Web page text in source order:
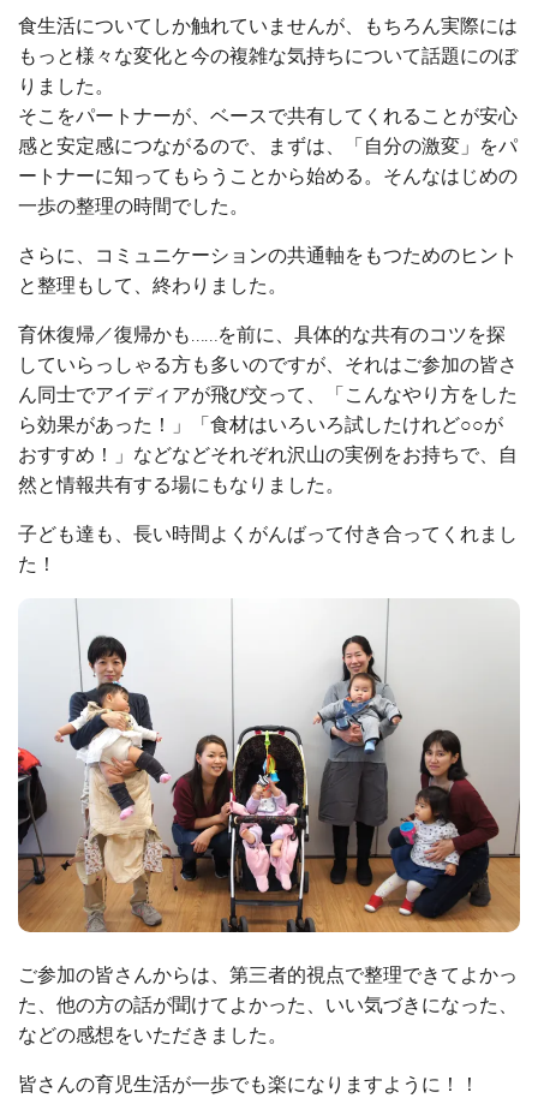
食生活についてしか触れていませんが、もちろん実際には
もっと様々な変化と今の複雑な気持ちについて話題にのぼ
りました。
そこをパートナーが、ベースで共有してくれることが安心
感と安定感につながるので、まずは、「自分の激変」をパ
ートナーに知ってもらうことから始める。そんなはじめの
一歩の整理の時間でした。
さらに、コミュニケーションの共通軸をもつためのヒント
と整理もして、終わりました。
育休復帰／復帰かも……を前に、具体的な共有のコツを探
していらっしゃる方も多いのですが、それはご参加の皆さ
ん同士でアイディアが飛び交って、「こんなやり方をした
ら効果があった！」「食材はいろいろ試したけれど○○が
おすすめ！」などなどそれぞれ沢山の実例をお持ちで、自
然と情報共有する場にもなりました。
子ども達も、長い時間よくがんばって付き合ってくれまし
た！
ご参加の皆さんからは、第三者的視点で整理できてよかっ
た、他の方の話が聞けてよかった、いい気づきになった、
などの感想をいただきました。
皆さんの育児生活が一歩でも楽になりますように！！